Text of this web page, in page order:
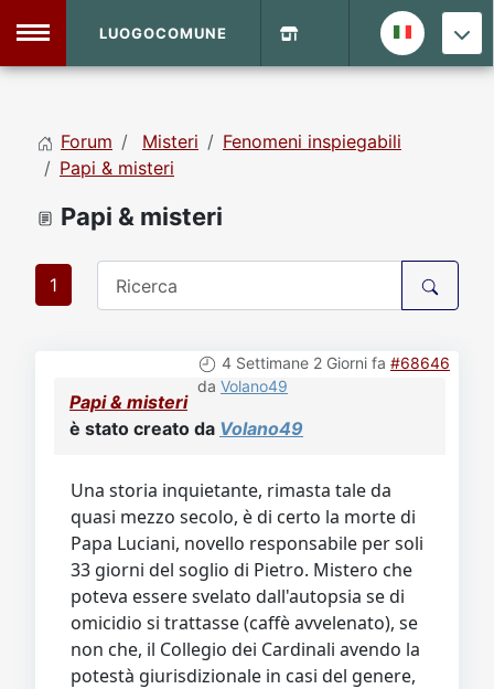
Home
DVD Shop
LUOGOCOMUNE
Forum Misteri
Fenomeni inspiegabili
Papi & misteri
Papi & misteri
1
4 Settimane 2 Giorni fa #68646
da Volano49
Papi & misteri
è stato creato da Volano49
Una storia inquietante, rimasta tale da
quasi mezzo secolo, è di certo la morte di
Papa Luciani, novello responsabile per soli
33 giorni del soglio di Pietro. Mistero che
poteva essere svelato dall'autopsia se di
omicidio si trattasse (caffè avvelenato), se
non che, il Collegio dei Cardinali avendo la
potestà giurisdizionale in casi del genere,